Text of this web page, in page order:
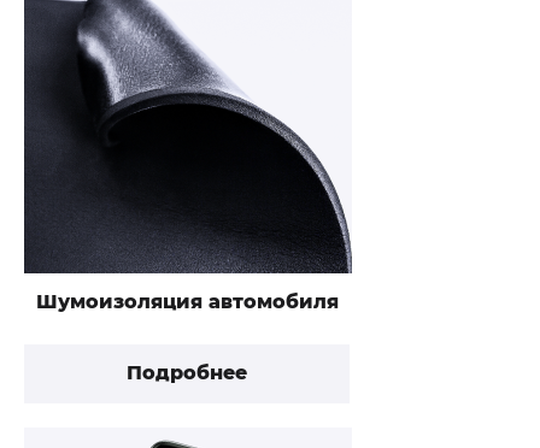
Шумоизоляция автомобиля
Подробнее